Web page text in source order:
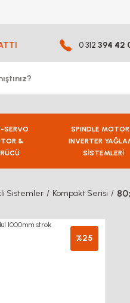
0 312 394 42
SERVO
&
SPINDLE
INVERTER
SİSTEMLERİ
Sistemler Kompakt Serisi
%25